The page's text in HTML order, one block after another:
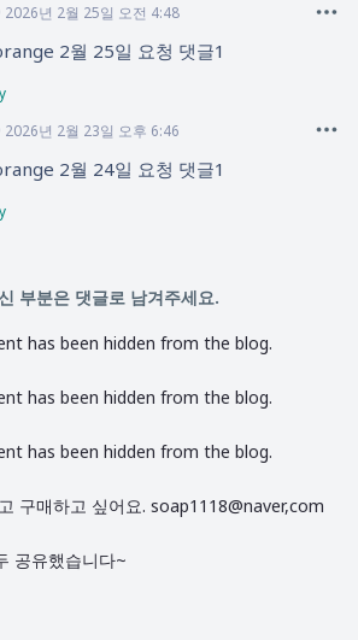
2026년 2월 25일 오전 4:48
2월 25일 요청 댓글1
2026년 2월 23일 오후 6:46
2월 24일 요청 댓글1
부분은 댓글로 남겨주세요.
has been hidden from the blog.
has been hidden from the blog.
has been hidden from the blog.
구매하고 싶어요. soap1118@naver,com
공유했습니다~